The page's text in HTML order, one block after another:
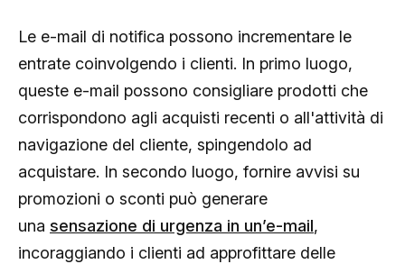
Le e-mail di notifica possono incrementare le
entrate coinvolgendo i clienti. In primo luogo,
queste e-mail possono consigliare prodotti che
corrispondono agli acquisti recenti o all'attività di
navigazione del cliente, spingendolo ad
acquistare. In secondo luogo, fornire avvisi su
promozioni o sconti può generare
una sensazione di urgenza in un’e-mail,
incoraggiando i clienti ad approfittare delle